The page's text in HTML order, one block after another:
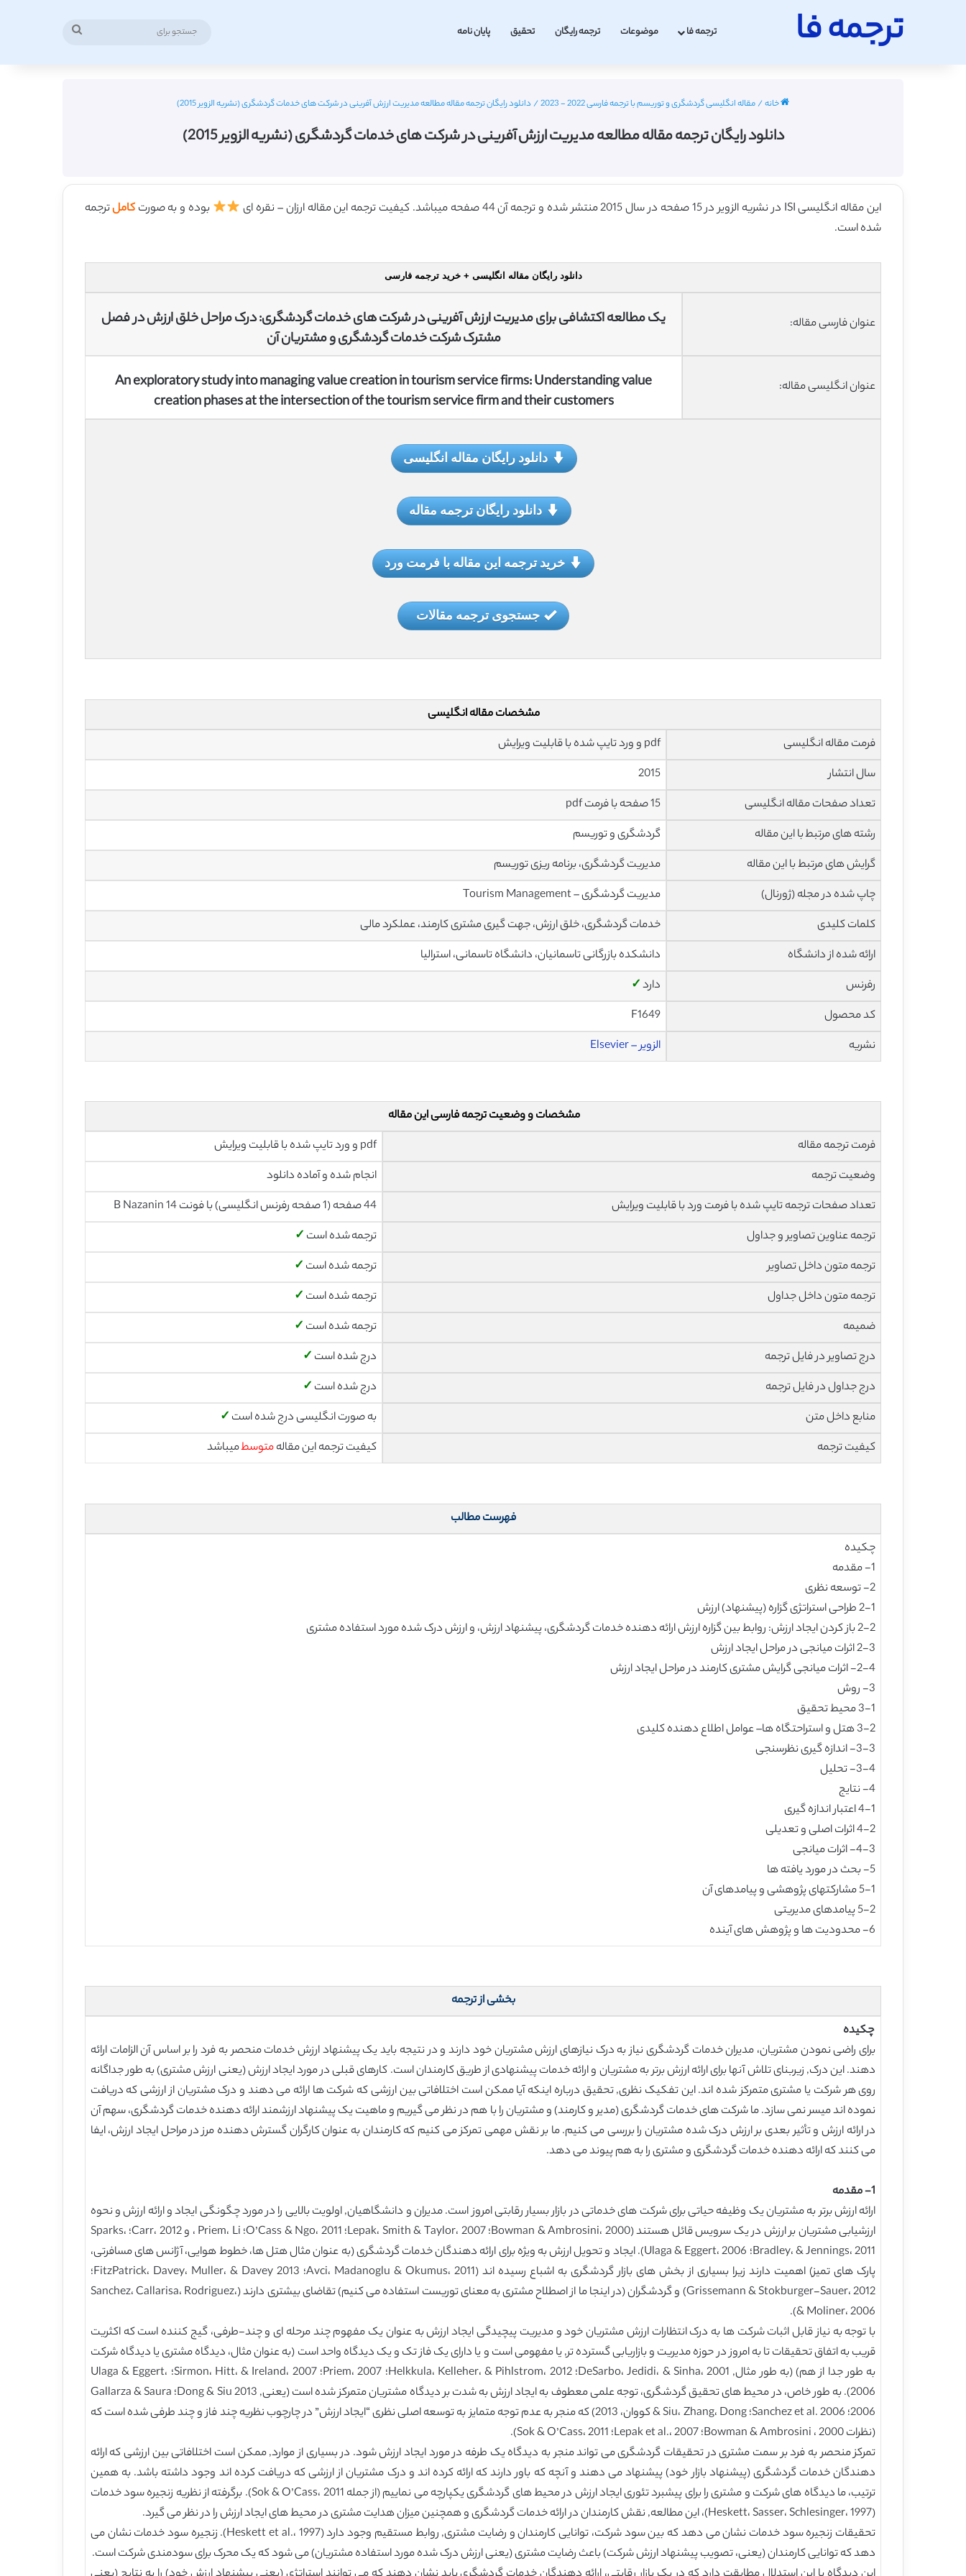
ترجمه فا ترجمه فا موضوعات ترجمه رایگان تحقیق پایان نامه
خانه/مقاله انگلیسی گردشگری و توریسم با ترجمه فارسی 2022 - 2023 / دانلود رایگان ترجمه مقاله مطالعه مدیریت ارزش آفرینی در شرکت های خدمات گردشگری (نشریه الزویر 2015)
دانلود رایگان ترجمه مقاله مطالعه مدیریت ارزش آفرینی در شرکت های خدمات گردشگری (نشریه الزویر 2015)
این مقاله انگلیسی ISI در نشریه الزویر در 15 صفحه در سال 2015 منتشر شده و ترجمه آن 44 صفحه میباشد. کیفیت ترجمه این مقاله ارزان – نقره ای بوده و به صورتکاملترجمه
شده است.
دانلود رایگان مقاله انگلیسی + خرید ترجمه فارسی
عنوان فارسی مقاله:
یک مطالعه اکتشافی برای مدیریت ارزش آفرینی در شرکت های خدمات گردشگری: درک مراحل خلق ارزش در فصل
مشترک شرکت خدمات گردشگری و مشتریان آن
عنوان انگلیسی مقاله:
An exploratory study into managing value creation in tourism service firms: Understanding value
creation phases at the intersection of the tourism service firm and their customers
دانلود رایگان مقاله انگلیسی
دانلود رایگان ترجمه مقاله
خرید ترجمه این مقاله با فرمت ورد
جستجوی ترجمه مقالات
مشخصات مقاله انگلیسی
فرمت مقاله انگلیسی
pdf و ورد تایپ شده با قابلیت ویرایش
سال انتشار
2015
تعداد صفحات مقاله انگلیسی
15 صفحه با فرمت pdf
رشته های مرتبط با این مقاله
گردشگری و توریسم
گرایش های مرتبط با این مقاله
مدیریت گردشگری، برنامه ریزی توریسم
چاپ شده در مجله (ژورنال)
مدیریت گردشگری – Tourism Management
کلمات کلیدی
خدمات گردشگری، خلق ارزش، جهت گیری مشتری کارمند، عملکرد مالی
ارائه شده از دانشگاه
دانشکده بازرگانی تاسمانیان، دانشگاه تاسمانی، استرالیا
رفرنس
دارد✓
کد محصول
F1649
نشریه
الزویر – Elsevier
مشخصات و وضعیت ترجمه فارسی این مقاله
فرمت ترجمه مقاله
pdf و ورد تایپ شده با قابلیت ویرایش
وضعیت ترجمه
انجام شده و آماده دانلود
تعداد صفحات ترجمه تایپ شده با فرمت ورد با قابلیت ویرایش
44 صفحه (1 صفحه رفرنس انگلیسی) با فونت 14 B Nazanin
ترجمه عناوین تصاویر و جداول
ترجمه شده است ✓
ترجمه متون داخل تصاویر
ترجمه شده است ✓
ترجمه متون داخل جداول
ترجمه شده است ✓
ضمیمه
ترجمه شده است ✓
درج تصاویر در فایل ترجمه
درج شده است ✓
درج جداول در فایل ترجمه
درج شده است ✓
منابع داخل متن
به صورت انگلیسی درج شده است ✓
کیفیت ترجمه
کیفیت ترجمه این مقالهمتوسطمیباشد
فهرست مطالب
چکیده
1- مقدمه
2- توسعه نظری
2-1 طراحی استراتژی گزاره (پیشنهاد) ارزش
2-2 باز کردن ایجاد ارزش: روابط بین گزاره ارزش ارائه دهنده خدمات گردشگری، پیشنهاد ارزش، و ارزش درک شده مورد استفاده مشتری
2-3 اثرات میانجی در مراحل ایجاد ارزش
2-4- اثرات میانجی گرایش مشتری کارمند در مراحل ایجاد ارزش
3- روش
3-1 محیط تحقیق
3-2 هتل و استراحتگاه ها– عوامل اطلاع دهنده کلیدی
3-3- اندازه گیری نظرسنجی
3-4- تحلیل
4- نتایج
4-1 اعتبار اندازه گیری
4-2 اثرات اصلی و تعدیلی
4-3- اثرات میانجی
5- بحث در مورد یافته ها
5-1 مشارکتهای پژوهشی و پیامدهای آن
5-2 پیامدهای مدیریتی
6- محدودیت ها و پژوهش های آینده
بخشی از ترجمه
چکیده
برای راضی نمودن مشتریان، مدیران خدمات گردشگری نیاز به درک نیازهای ارزش مشتریان خود دارند و در نتیجه باید یک پیشنهاد ارزش خدمات منحصر به فرد را بر اساس آن الزامات ارائه
دهند. این درک, زیربنای تلاش آنها برای ارائه ارزش برتر به مشتریان و ارائه خدمات پیشنهادی از طریق کارمندان است. کارهای قبلی در مورد ایجاد ارزش (یعنی ارزش مشتری) به طور جداگانه
روی هر شرکت یا مشتری متمرکز شده اند. این تفکیک نظری, تحقیق درباره اینکه آیا ممکن است اختلافاتی بین ارزشی که شرکت ها ارائه می دهند و درک مشتریان از ارزشی که دریافت
نموده اند میسر نمی سازد. ما شرکت های خدمات گردشگری (مدیر و کارمند) و مشتریان را با هم در نظر می گیریم و ماهیت یک پیشنهاد ارزشمند ارائه دهنده خدمات گردشگری، سهم آن
در ارائه ارزش و تأثیر بعدی بر ارزش درک شده مشتریان را بررسی می کنیم. ما بر نقش مهمی تمرکز می کنیم که کارمندان به عنوان کارگران گسترش دهنده مرز در مراحل ایجاد ارزش، ایفا
می کنند که ارائه دهنده خدمات گردشگری و مشتری را به هم پیوند می دهد.
1- مقدمه
ارائه ارزش برتر به مشتریان یک وظیفه حیاتی برای شرکت های خدماتی در بازار بسیار رقابتی امروز است. مدیران و دانشگاهیان, اولویت بالایی را در مورد چگونگی ایجاد و ارائه ارزش و نحوه
ارزشیابی مشتریان بر ارزش در یک سرویس قائل هستند (Bowman & Ambrosini، 2000؛ Lepak، Smith & Taylor، 2007؛ O’Cass & Ngo، 2011؛ Priem، Li ، و Carr، 2012؛ Sparks،
Bradley، & Jennings، 2011؛ Ulaga & Eggert، 2006). ایجاد و تحویل ارزش به ویژه برای ارائه دهندگان خدمات گردشگری (به عنوان مثال هتل ها، خطوط هوایی، آژانس های مسافرتی،
پارک های تمیز) اهمیت دارند زیرا بسیاری از بخش های بازار گردشگری به اشباع رسیده اند (Avci، Madanoglu & Okumus، 2011؛ FitzPatrick، Davey، Muller، & Davey 2013؛
Grissemann & Stokburger-Sauer، 2012) و گردشگران (در اینجا ما از اصطلاح مشتری به معنای توریست استفاده می کنیم) تقاضای بیشتری دارند (Sanchez، Callarisa، Rodriguez،
& Moliner، 2006).
با توجه به نیاز قابل اثبات شرکت ها به درک انتظارات ارزش مشتریان خود و مدیریت پیچیدگی ایجاد ارزش به عنوان یک مفهوم چند مرحله ای و چند-طرفی، گیج کننده است که اکثریت
قریب به اتفاق تحقیقات تا به امروز در حوزه مدیریت و بازاریابی گسترده تر, یا مفهومی است و یا دارای یک فاز تک و یک دیدگاه واحد است (به عنوان مثال، دیدگاه مشتری یا دیدگاه شرکت
به طور جدا از هم) (به طور مثال, DeSarbo، Jedidi، & Sinha، 2001؛ Helkkula، Kelleher، & Pihlstrom، 2012؛ Priem، 2007؛ Sirmon، Hitt، & Ireland، 2007؛ Ulaga & Eggert،
2006). به طور خاص، در محیط های تحقیق گردشگری، توجه علمی معطوف به ایجاد ارزش به شدت بر دیدگاه مشتریان متمرکز شده است (یعنی, Dong & Siu 2013؛ Gallarza & Saura
2006؛ Sanchez et al. 2006؛ Siu، Zhang، Dong & کووان، 2013) که منجر به عدم توجه متمایز به توسعه اصلی نظری “ایجاد ارزش” در چارچوب نظریه چند فاز و چند طرفی شده است که
(نظرات Bowman & Ambrosini ، 2000؛ Lepak et al.، 2007؛ Sok & O’Cass، 2011).
تمرکز منحصر به فرد بر سمت مشتری در تحقیقات گردشگری می تواند منجر به دیدگاه یک طرفه در مورد ایجاد ارزش شود. در بسیاری از موارد, ممکن است اختلافاتی بین ارزشی که ارائه
دهندگان خدمات گردشگری (پیشنهاد بازار خود) پیشنهاد می دهند و آنچه که باور دارند که ارائه کرده اند و درک مشتریان از ارزشی که دریافت کرده اند وجود داشته باشد. به همین
ترتیب، ما دیدگاه های شرکت و مشتری را برای پیشبرد تئوری ایجاد ارزش در محیط های گردشگری یکپارچه می نماییم (از جمله Sok & O’Cass، 2011). برگرفته از نظریه زنجیره سود خدمات
(Heskett، Sasser، Schlesinger، 1997)، این مطالعه, نقش کارمندان در ارائه خدمات گردشگری و همچنین میزان هدایت مشتری در محیط های ایجاد ارزش را در نظر می گیرد.
تحقیقات زنجیره سود خدمات نشان می دهد که بین سود شرکت، توانایی کارمندان و رضایت مشتری, روابط مستقیم وجود دارد (Heskett et al.، 1997). زنجیره سود خدمات نشان می
دهد که توانایی کارمندان (یعنی، تصویب پیشنهاد ارزش شرکت) باعث رضایت مشتری (یعنی ارزش درک شده مورد استفاده مشتریان) می شود که یک محرک برای سودمندی شرکت است.